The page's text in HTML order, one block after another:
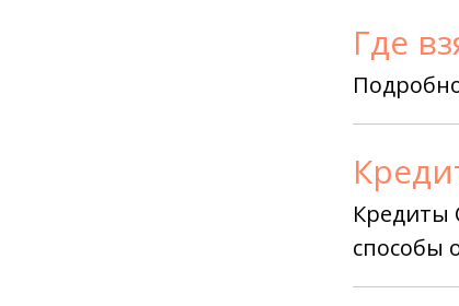
Где
Кредиты
способы